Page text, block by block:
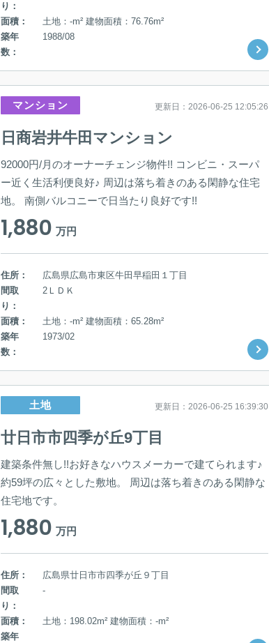
り：
面積：
土地：-m² 建物面積：76.76m²
築年
数：
1988/08
マンション 更新日：2026-06-25 12:05:26
日商岩井牛田マンション
92000円/月のオーナーチェンジ物件!! コンビニ・スーパ
ー近く生活利便良好♪ 周辺は落ち着きのある閑静な住宅
地。 南側バルコニーで日当たり良好です!!
1,880 万円
住所：
広島県広島市東区牛田早稲田１丁目
間取
り：
2ＬＤＫ
面積：
土地：-m² 建物面積：65.28m²
築年
数：
1973/02
土地 更新日：2026-06-25 16:39:30
廿日市市四季が丘9丁目
建築条件無し!!お好きなハウスメーカーで建てられます♪
約59坪の広々とした敷地。 周辺は落ち着きのある閑静な
住宅地です。
1,880 万円
住所：
広島県廿日市市四季が丘９丁目
間取
り：
-
面積：
土地：198.02m² 建物面積：-m²
築年